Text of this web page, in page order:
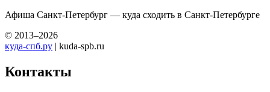
Афиша Санкт-Петербург — куда сходить в Санкт-Петербурге
© 2013–2026
куда-спб.ру | kuda-spb.ru
Контакты